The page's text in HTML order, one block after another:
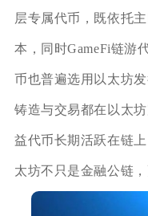
层专属代币，既依托
本，同时GameFi链游
币也普遍选用以太坊
铸造与交易都在以太
益代币长期活跃在链
太坊不只是金融公链